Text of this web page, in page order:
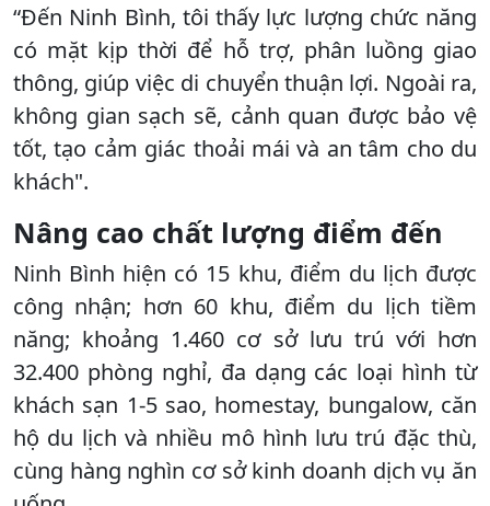
“Đến Ninh Bình, tôi thấy lực lượng chức năng
có mặt kịp thời để hỗ trợ, phân luồng giao
thông, giúp việc di chuyển thuận lợi. Ngoài ra,
không gian sạch sẽ, cảnh quan được bảo vệ
tốt, tạo cảm giác thoải mái và an tâm cho du
khách".
Nâng cao chất lượng điểm đến
Ninh Bình hiện có 15 khu, điểm du lịch được
công nhận; hơn 60 khu, điểm du lịch tiềm
năng; khoảng 1.460 cơ sở lưu trú với hơn
32.400 phòng nghỉ, đa dạng các loại hình từ
khách sạn 1-5 sao, homestay, bungalow, căn
hộ du lịch và nhiều mô hình lưu trú đặc thù,
cùng hàng nghìn cơ sở kinh doanh dịch vụ ăn